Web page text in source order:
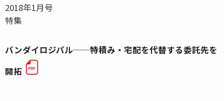
2018年1月号
特集
バンダイロジパル──特積み・宅配を代替する委託先を
開拓